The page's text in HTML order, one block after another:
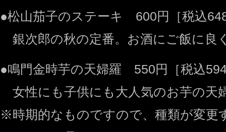
●松山茄子のステーキ 600円［税込
銀次郎の秋の定番。お酒にご飯に良
●鳴門金時芋の天婦羅 550円［税込
女性にも子供にも大人気のお芋の天
※時期的なものですので、種類が変更